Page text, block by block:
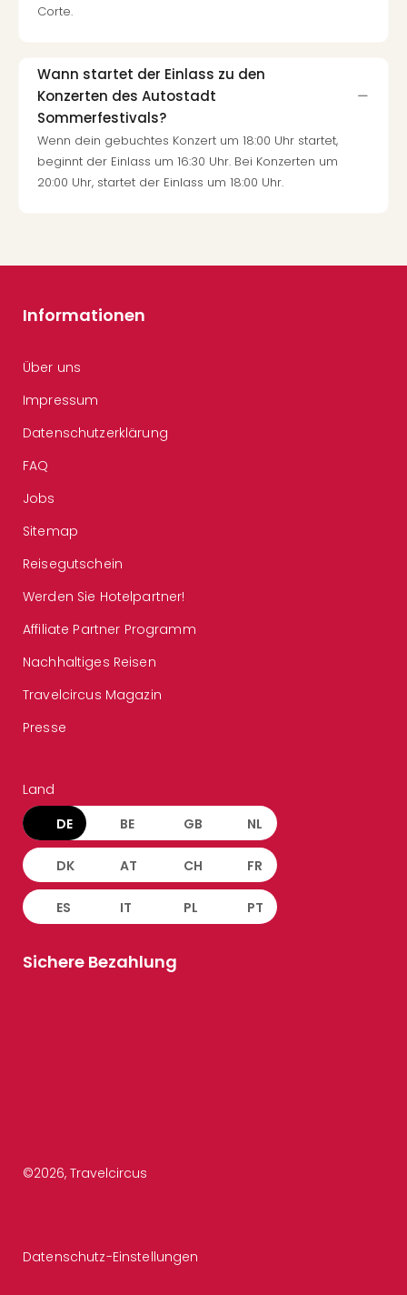
Corte.
Wann startet der Einlass zu den
Konzerten des Autostadt
Sommerfestivals?
Wenn dein gebuchtes Konzert um 18:00 Uhr startet,
beginnt der Einlass um 16:30 Uhr. Bei Konzerten um
20:00 Uhr, startet der Einlass um 18:00 Uhr.
Informationen
Über uns
Impressum
Datenschutzerklärung
FAQ
Jobs
Sitemap
Reisegutschein
Werden Sie Hotelpartner!
Affiliate Partner Programm
Nachhaltiges Reisen
Travelcircus Magazin
Presse
Land
DE BE GB NL
DK AT CH FR
ES IT PL PT
Sichere Bezahlung
©2026, Travelcircus
Datenschutz-Einstellungen